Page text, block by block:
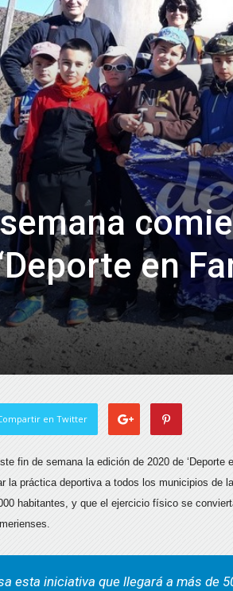
en
en Twitter
fin de semana la edición de 2020 de ‘Deporte
la práctica deportiva a todos los municipios de
habitantes, y que el ejercicio físico se
esta iniciativa que llegará a más de